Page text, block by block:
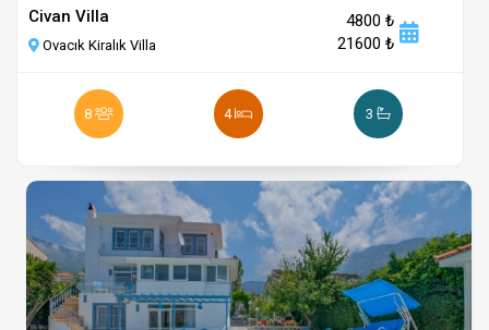
Civan Villa
Ovacık Kiralık Villa
4800 ₺
21600 ₺
8 4 3